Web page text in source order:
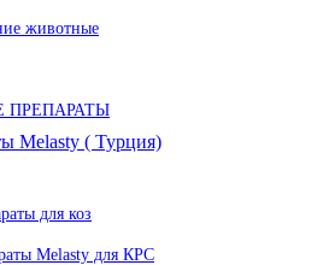
животные
ПРЕПАРАТЫ
Melasty ( Турция)
для коз
Melasty для КРС